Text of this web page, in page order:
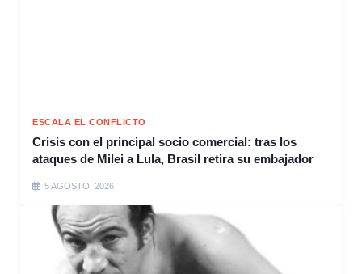
ESCALA EL CONFLICTO
Crisis con el principal socio comercial: tras los
ataques de Milei a Lula, Brasil retira su embajador
5 AGOSTO, 2026